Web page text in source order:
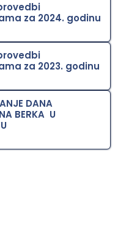
za 2024. godinu
za 2023. godinu
DANA
BERKA U